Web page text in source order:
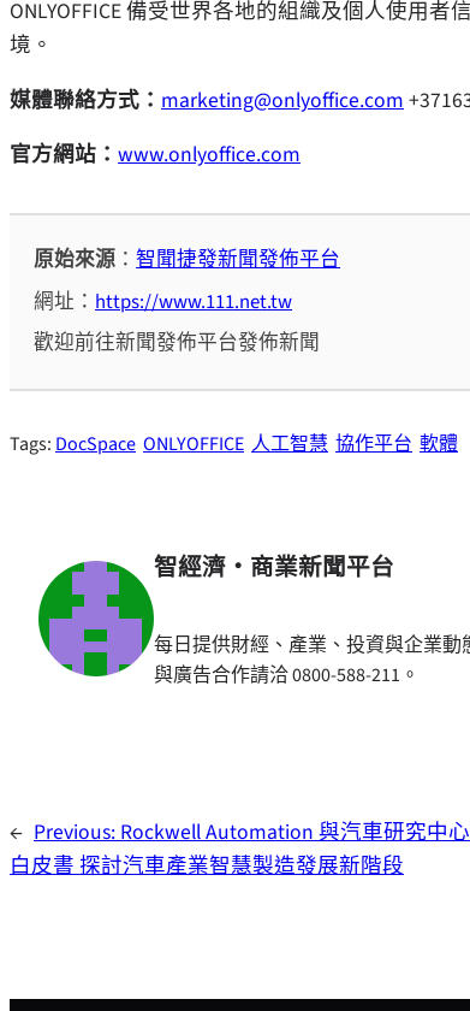
ONLYOFFICE 備受世界各地的組織及個人使用
境。
媒體聯絡方式： marketing@onlyoffice.com
官方網站： www.onlyoffice.com
原始來源 ：智聞捷發新聞發佈平台
網址： https://www.111.net.tw
歡迎前往新聞發佈平台發佈新聞
Tags: DocSpace ONLYOFFICE 人工智慧 協作平台 軟體
智經濟・商業新聞平台
每日提供財經、產業、投資與企業
與廣告合作請洽 0800-588-211。
← Previous: Rockwell Automation 與汽車研究中
白皮書 探討汽車產業智慧製造發展新階段